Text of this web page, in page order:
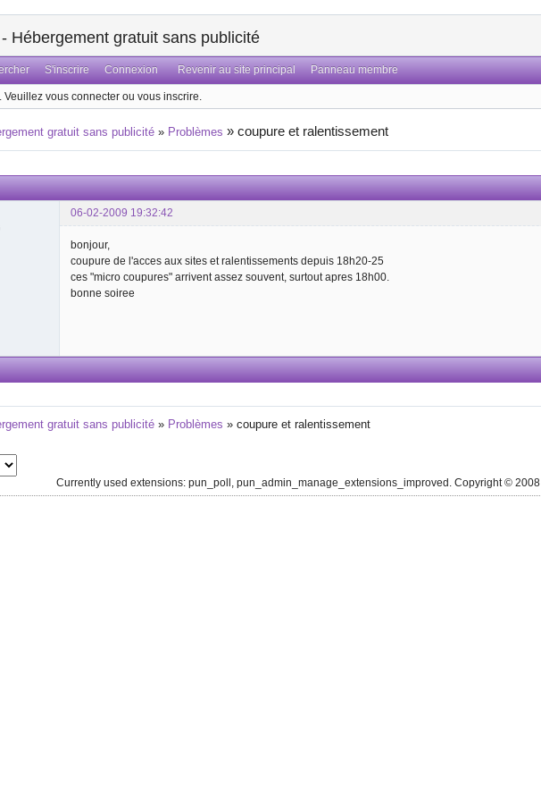
Hébergement gratuit sans publicité
S'inscrire Connexion Revenir au site principal Panneau membre
Veuillez vous connecter ou vous inscrire.
gratuit sans publicité » Problèmes »coupure et ralentissement
06-02-2009 19:32:42
bonjour,
coupure de l'acces aux sites et ralentissements depuis 18h20-25
ces "micro coupures" arrivent assez souvent, surtout apres 18h00.
bonne soiree
gratuit sans publicité » Problèmes »coupure et ralentissement
Currently used extensions: pun_poll, pun_admin_manage_extensions_improved. Copyright © 2008